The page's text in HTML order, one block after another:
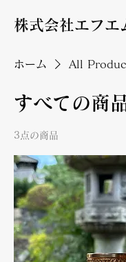
株式会社エフエ
ホーム
All
すべての商
3点の商品